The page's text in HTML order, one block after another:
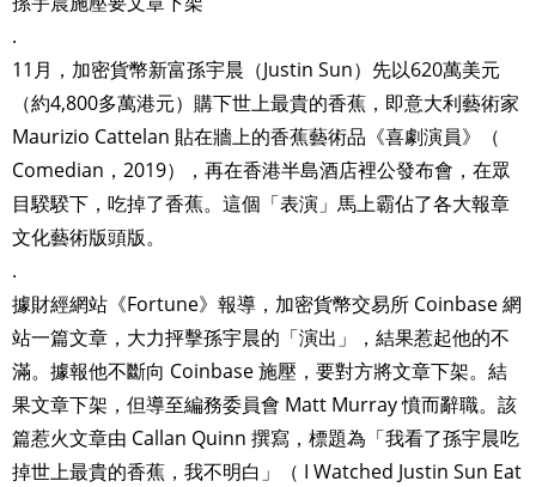
.
11月，加密貨幣新富孫宇晨（Justin Sun）先以620萬美元
（約4,800多萬港元）購下世上最貴的香蕉，即意大利藝術家
Maurizio Cattelan 貼在牆上的香蕉藝術品《喜劇演員》（
Comedian，2019），再在香港半島酒店裡公發布會，在眾
目騤騤下，吃掉了香蕉。這個「表演」馬上霸佔了各大報章
文化藝術版頭版。
.
據財經網站《Fortune》報導，加密貨幣交易所 Coinbase 網
站一篇文章，大力抨擊孫宇晨的「演出」，結果惹起他的不
滿。據報他不斷向 Coinbase 施壓，要對方將文章下架。結
果文章下架，但導至編務委員會 Matt Murray 憤而辭職。該
篇惹火文章由 Callan Quinn 撰寫，標題為「我看了孫宇晨吃
掉世上最貴的香蕉，我不明白」（ I Watched Justin Sun Eat